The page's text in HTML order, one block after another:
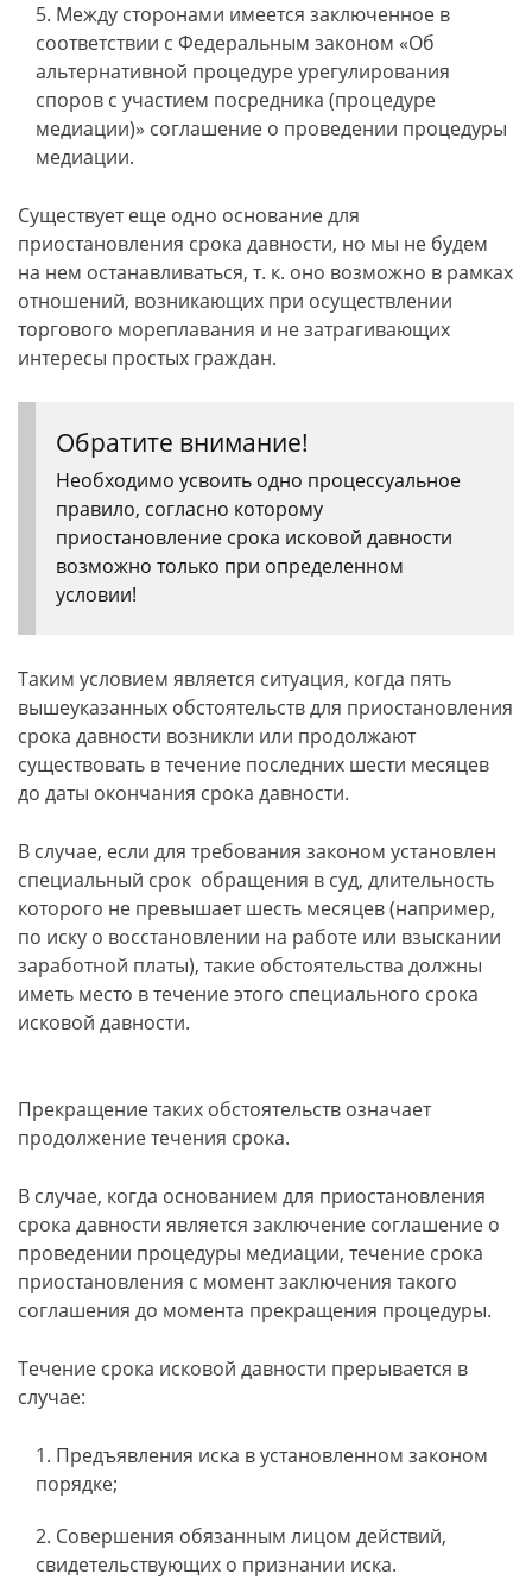
Между сторонами имеется заключенное в
соответствии с Федеральным законом «Об
альтернативной процедуре урегулирования
споров с участием посредника (процедуре
медиации)» соглашение о проведении процедуры
медиации.
Существует еще одно основание для
приостановления срока давности, но мы не будем
на нем останавливаться, т. к. оно возможно в рамках
отношений, возникающих при осуществлении
торгового мореплавания и не затрагивающих
интересы простых граждан.
Обратите внимание!
Необходимо усвоить одно процессуальное
правило, согласно которому
приостановление срока исковой давности
возможно только при определенном
условии!
Таким условием является ситуация, когда пять
вышеуказанных обстоятельств для приостановления
срока давности возникли или продолжают
существовать в течение последних шести месяцев
до даты окончания срока давности.
В случае, если для требования законом установлен
специальный срок обращения в суд, длительность
которого не превышает шесть месяцев (например,
по иску о восстановлении на работе или взыскании
заработной платы), такие обстоятельства должны
иметь место в течение этого специального срока
исковой давности.
Прекращение таких обстоятельств означает
продолжение течения срока.
В случае, когда основанием для приостановления
срока давности является заключение соглашение о
проведении процедуры медиации, течение срока
приостановления с момент заключения такого
соглашения до момента прекращения процедуры.
Течение срока исковой давности прерывается в
случае:
Предъявления иска в установленном законом
порядке;
Совершения обязанным лицом действий,
свидетельствующих о признании иска.